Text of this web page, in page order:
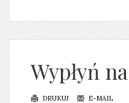
Wypłyń
DRUKUJ E-MAIL